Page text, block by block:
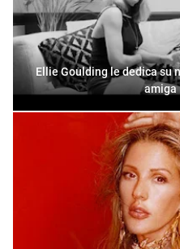
Ellie Goulding le dedica su
amiga